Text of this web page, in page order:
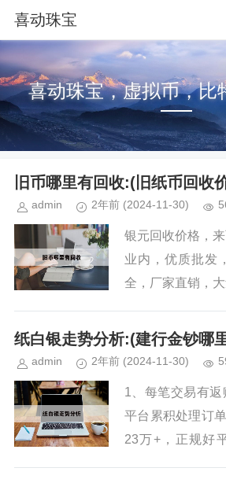
喜动珠宝
喜动珠宝，虚拟币，比
旧币哪里有回收:(旧纸币回收
admin 2年前 (2024-11-30)
银元回收价格，
业内，优质批发
全，厂家直销，
纸白银走势分析:(建行金钞哪
admin 2年前 (2024-11-30)
1、每笔交易有返
平台累积处理订
23万+，正规好